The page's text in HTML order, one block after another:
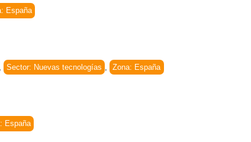
España
, Sector: Nuevas tecnologías , Zona: España
España